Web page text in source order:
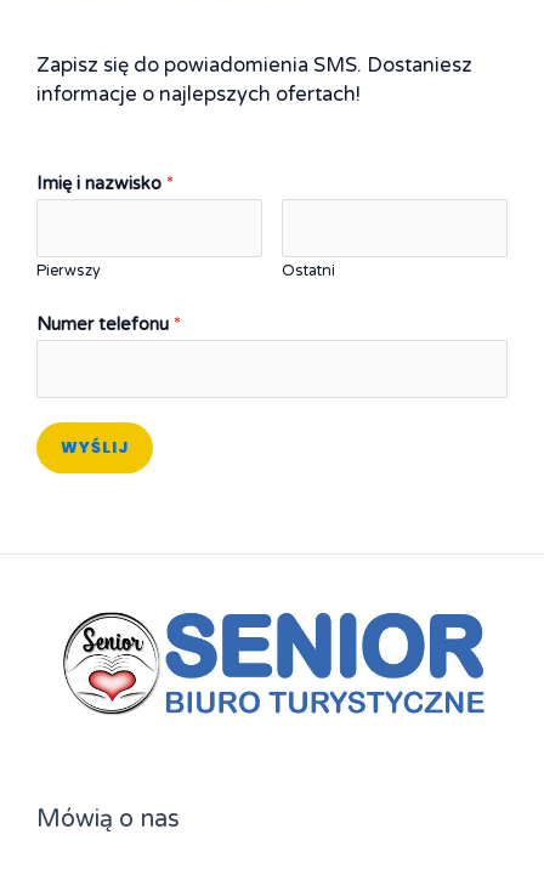
Zapisz się do powiadomienia SMS. Dostaniesz
informacje o najlepszych ofertach!
Imię i nazwisko *
Pierwszy Ostatni
Numer telefonu *
WYŚLIJ
Mówią o nas